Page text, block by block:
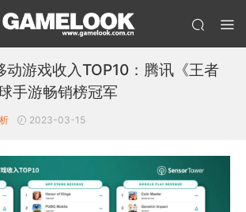
动游戏收入TOP10：腾讯《王者
手游畅销榜冠军
2023-03-15